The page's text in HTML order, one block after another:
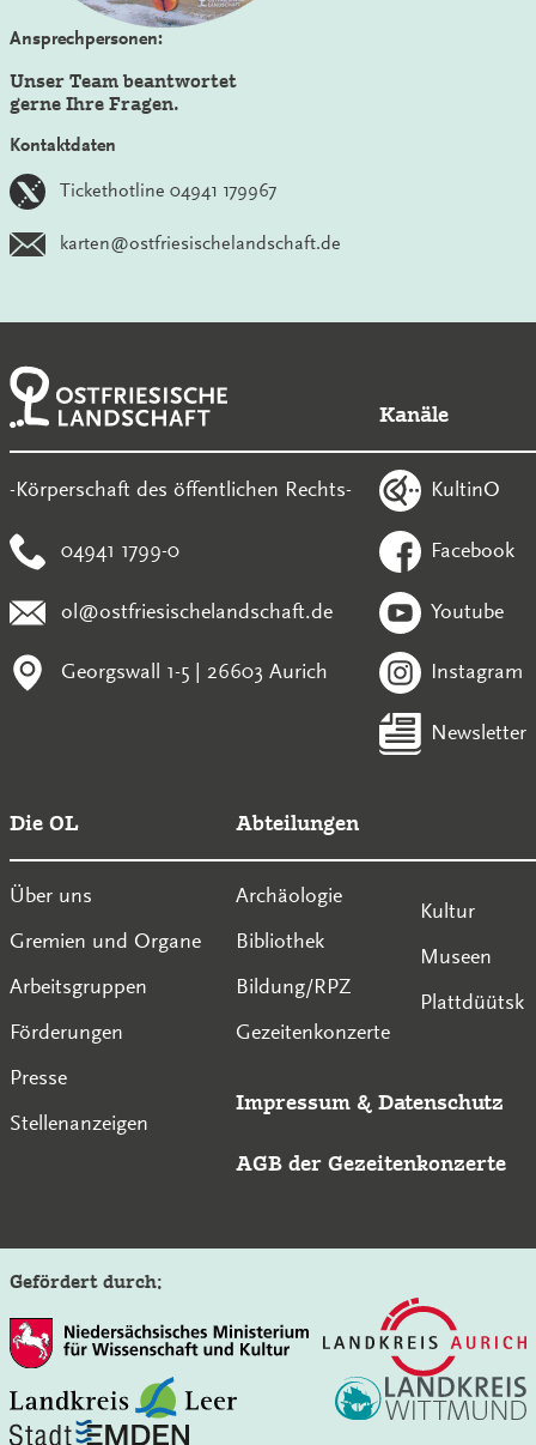
Ansprechpersonen:
Unser Team beantwortet
gerne Ihre Fragen.
Kontaktdaten
Tickethotline 04941 179967
karten@ostfriesischelandschaft.de
-Körperschaft des öffentlichen Rechts-
04941 1799-0
ol@ostfriesischelandschaft.de
Georgswall 1-5 | 26603 Aurich
Kanäle
KultinO
Facebook
Youtube
Instagram
Newsletter
Die OL
Über uns
Gremien und Organe
Arbeitsgruppen
Förderungen
Presse
Stellenanzeigen
Abteilungen
Archäologie
Bibliothek
Bildung/RPZ
Gezeitenkonzerte
Kultur
Museen
Plattdüütsk
Impressum & Datenschutz
AGB der Gezeitenkonzerte
Gefördert durch: